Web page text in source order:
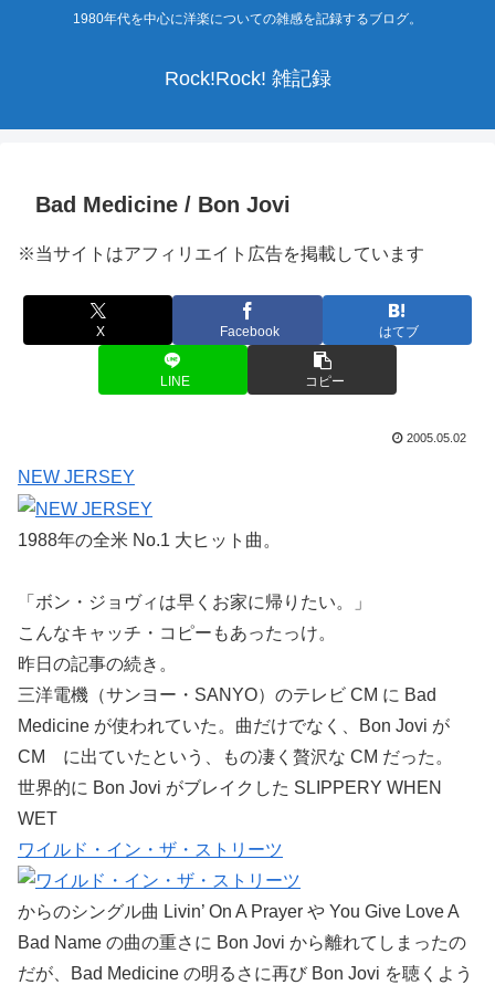
1980年代を中心に洋楽についての雑感を記録するブログ。
Rock!Rock! 雑記録
Bad Medicine / Bon Jovi
※当サイトはアフィリエイト広告を掲載しています
X Facebook はてブ
LINE コピー
2005.05.02
NEW JERSEY
1988年の全米 No.1 大ヒット曲。
「ボン・ジョヴィは早くお家に帰りたい。」
こんなキャッチ・コピーもあったっけ。
昨日の記事の続き。
三洋電機（サンヨー・SANYO）のテレビ CM に Bad
Medicine が使われていた。曲だけでなく、Bon Jovi が
CM に出ていたという、もの凄く贅沢な CM だった。
世界的に Bon Jovi がブレイクした SLIPPERY WHEN
WET
ワイルド・イン・ザ・ストリーツ
からのシングル曲 Livin’ On A Prayer や You Give Love A
Bad Name の曲の重さに Bon Jovi から離れてしまったの
だが、Bad Medicine の明るさに再び Bon Jovi を聴くよう